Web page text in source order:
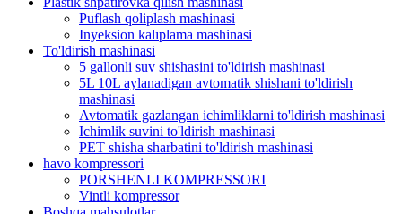
Puflash qoliplash mashinasi
Inyeksion kalıplama mashinasi
To'ldirish mashinasi
5 gallonli suv shishasini to'ldirish mashinasi
5L 10L aylanadigan avtomatik shishani to'ldirish
mashinasi
Avtomatik gazlangan ichimliklarni to'ldirish mashinasi
Ichimlik suvini to'ldirish mashinasi
PET shisha sharbatini to'ldirish mashinasi
havo kompressori
PORSHENLI KOMPRESSORI
Vintli kompressor